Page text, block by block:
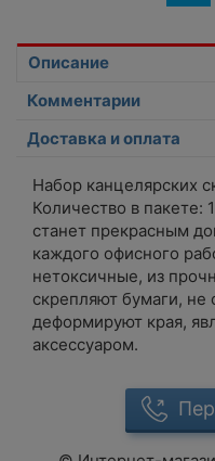
Описание
Комментарии
Доставка и оплата
Набор канцелярских
Количество в пакете:
станет прекрасным
каждого офисного
нетоксичные, из
скрепляют бумаги, не
деформируют края,
аксессуаром.